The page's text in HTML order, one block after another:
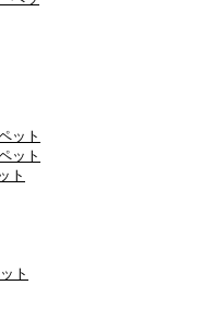
ット
ット
ト
ト